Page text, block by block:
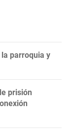
parroquia y
prisión